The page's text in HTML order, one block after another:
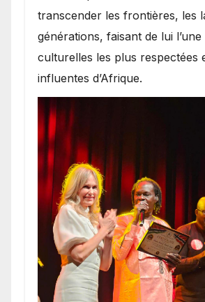
transcender les frontières, les
générations, faisant de lui l’une
culturelles les plus respectées
influentes d’Afrique.